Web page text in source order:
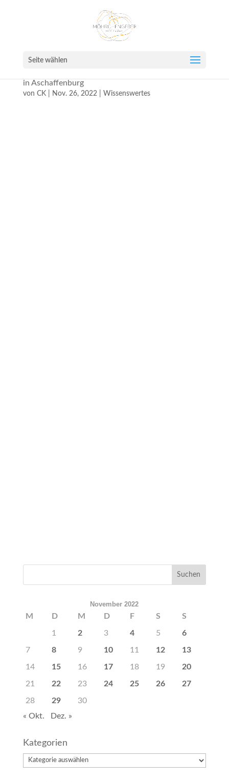
Seite wählen
in Aschaffenburg
von CK| Nov. 26, 2022| Wissenswertes
November 2022
M D M D F S S
1 2 3 4 5 6
7 8 9 10 11 12 13
14 15 16 17 18 19 20
21 22 23 24 25 26 27
28 29
30
« Okt.
Dez. »
Kategorien
Kategorien